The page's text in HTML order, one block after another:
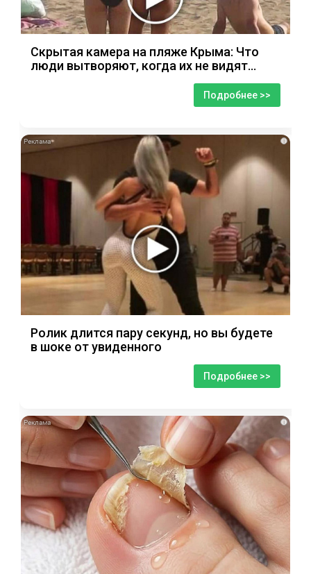
Скрытая камера на пляже Крыма: Что
люди вытворяют, когда их не видят...
Подробнее >>
i
Ролик длится пару секунд, но вы будете
в шоке от увиденного
Подробнее >>
i